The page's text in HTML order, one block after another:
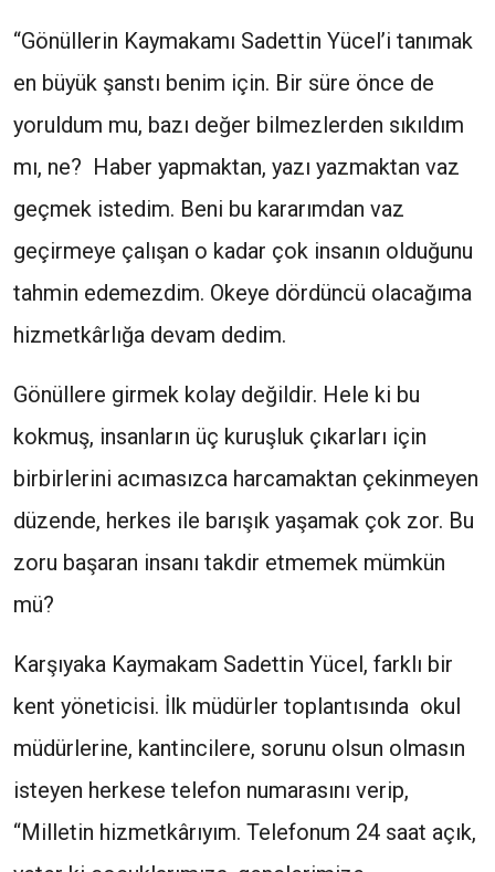
“Gönüllerin Kaymakamı Sadettin Yücel’i tanımak
en büyük şanstı benim için. Bir süre önce de
yoruldum mu, bazı değer bilmezlerden sıkıldım
mı, ne? Haber yapmaktan, yazı yazmaktan vaz
geçmek istedim. Beni bu kararımdan vaz
geçirmeye çalışan o kadar çok insanın olduğunu
tahmin edemezdim. Okeye dördüncü olacağıma
hizmetkârlığa devam dedim.
Gönüllere girmek kolay değildir. Hele ki bu
kokmuş, insanların üç kuruşluk çıkarları için
birbirlerini acımasızca harcamaktan çekinmeyen
düzende, herkes ile barışık yaşamak çok zor. Bu
zoru başaran insanı takdir etmemek mümkün
mü?
Karşıyaka Kaymakam Sadettin Yücel, farklı bir
kent yöneticisi. İlk müdürler toplantısında okul
müdürlerine, kantincilere, sorunu olsun olmasın
isteyen herkese telefon numarasını verip,
“Milletin hizmetkârıyım. Telefonum 24 saat açık,